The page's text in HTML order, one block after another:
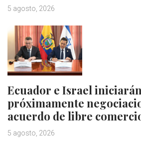
5 agosto, 2026
Ecuador e Israel
próximamente
acuerdo de libre
5 agosto, 2026